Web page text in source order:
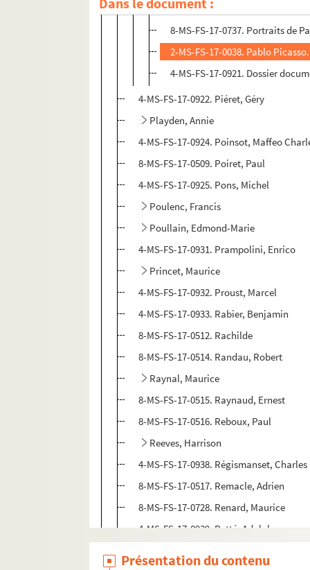
4-MS-FS-17-0920. Portraits de
8-MS-FS-17-0737. Portraits de
2-MS-FS-17-0038. Pablo
4-MS-FS-17-0921. Dossier
4-MS-FS-17-0922. Piéret, Géry
Playden, Annie
4-MS-FS-17-0924. Poinsot, Maffeo
8-MS-FS-17-0509. Poiret, Paul
4-MS-FS-17-0925. Pons, Michel
Poulenc, Francis
Poullain, Edmond-Marie
4-MS-FS-17-0931. Prampolini, Enrico
Princet, Maurice
4-MS-FS-17-0932. Proust, Marcel
4-MS-FS-17-0933. Rabier, Benjamin
8-MS-FS-17-0512. Rachilde
8-MS-FS-17-0514. Randau, Robert
Raynal, Maurice
8-MS-FS-17-0515. Raynaud, Ernest
8-MS-FS-17-0516. Reboux, Paul
Reeves, Harrison
4-MS-FS-17-0938. Régismanset, Charles
8-MS-FS-17-0517. Remacle, Adrien
8-MS-FS-17-0728. Renard, Maurice
4-MS-FS-17-0939. Retté, Adolphe
Présentation du contenu